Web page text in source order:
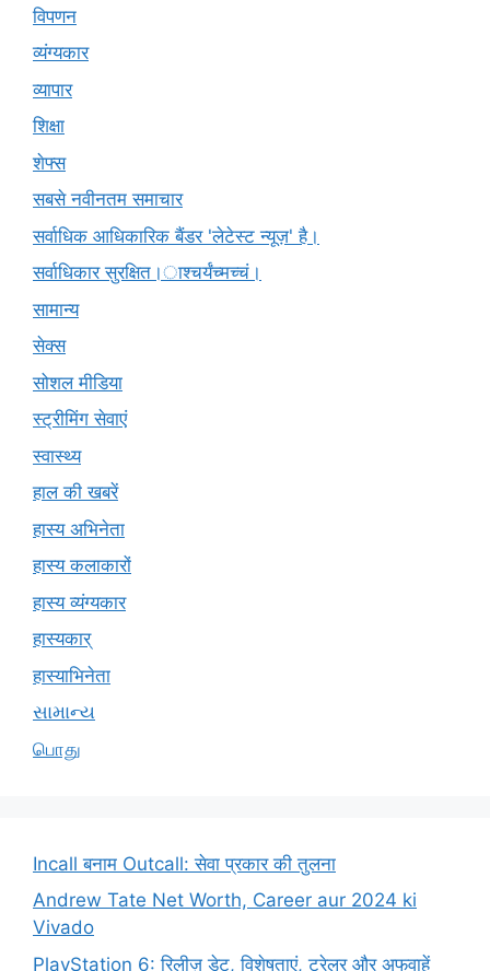
विपणन
व्यंग्यकार
व्यापार
शिक्षा
शेफ्स
सबसे नवीनतम समाचार
सर्वाधिक आधिकारिक बैंडर 'लेटेस्ट न्यूज़' है।
सर्वाधिकार सुरक्षित।ाश्चर्यंच्मच्चं।
सामान्य
सेक्स
सोशल मीडिया
स्ट्रीमिंग सेवाएं
स्वास्थ्य
हाल की खबरें
हास्य अभिनेता
हास्य कलाकारों
हास्य व्यंग्यकार
हास्यकार्
हास्याभिनेता
સામાન્ય
பொது
Incall बनाम Outcall: सेवा प्रकार की तुलना
Andrew Tate Net Worth, Career aur 2024 ki
Vivado
PlayStation 6: रिलीज़ डेट, विशेषताएं, ट्रेलर और अफवाहें